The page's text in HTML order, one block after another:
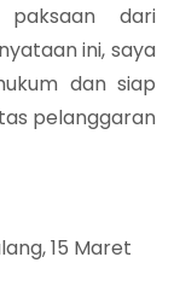
dari
ini, saya
dan siap
pelanggaran